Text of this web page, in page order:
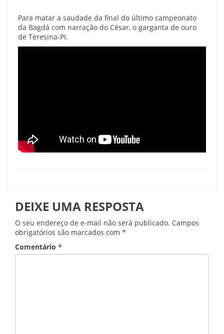
Para matar a saudade da final do último campeonato
da Bagdá com narração do César, o garganta de ouro
de Teresina-PI.
DEIXE UMA RESPOSTA
O seu endereço de e-mail não será publicado. Campos
obrigatórios são marcados com *
Comentário *